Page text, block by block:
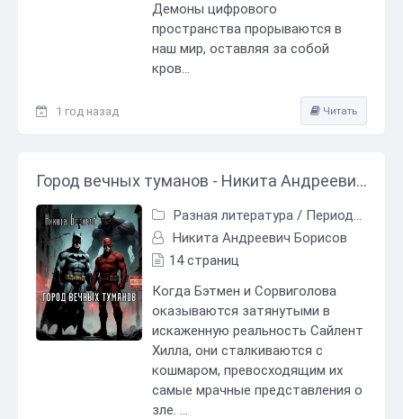
Демоны цифрового
пространства прорываются в
наш мир, оставляя за собой
кров...
1 год назад Читать
Город вечных туманов - Никита Андреевич Борисов
Разная литература/ Периодические издания
Никита Андреевич Борисов
14 страниц
Когда Бэтмен и Сорвиголова
оказываются затянутыми в
искаженную реальность Сайлент
Хилла, они сталкиваются с
кошмаром, превосходящим их
самые мрачные представления о
зле. ...